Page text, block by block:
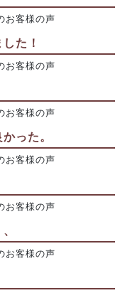
お客様の声
た！
お客様の声
お客様の声
った。
お客様の声
お客様の声
お客様の声